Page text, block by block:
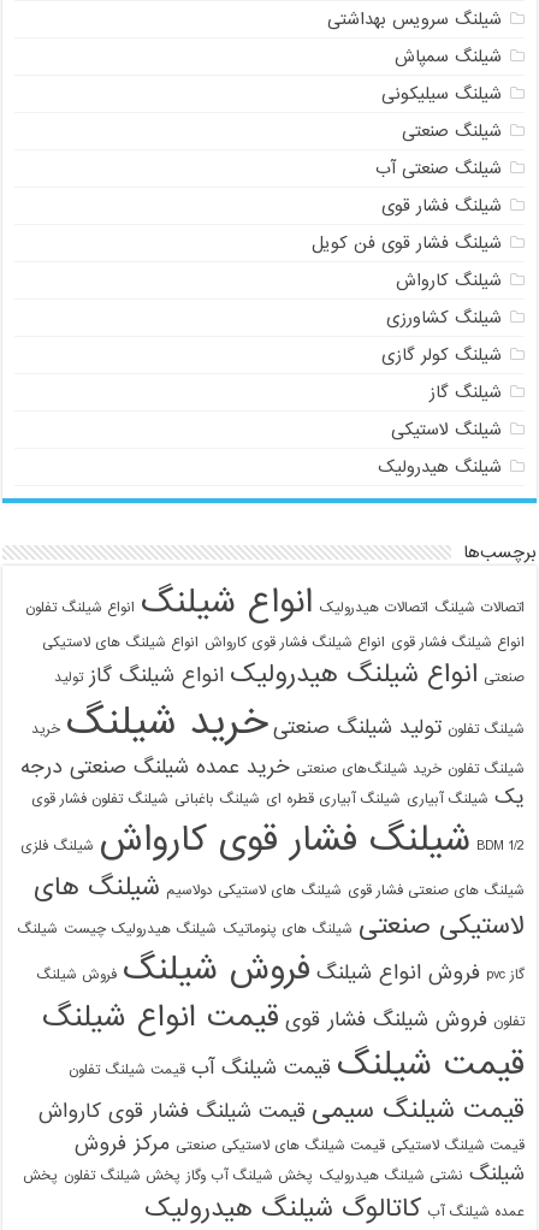
شیلنگ سرویس بهداشتی
شیلنگ سمپاش
شیلنگ سیلیکونی
شیلنگ صنعتی
شیلنگ صنعتی آب
شیلنگ فشار قوی
شیلنگ فشار قوی فن کویل
شیلنگ کارواش
شیلنگ کشاورزی
شیلنگ کولر گازی
شیلنگ گاز
شیلنگ لاستیکی
شیلنگ هیدرولیک
برچسب‌ها
اتصالات شیلنگ اتصالات هیدرولیک انواع شیلنگ انواع شیلنگ تفلون
انواع شیلنگ فشار قوی انواع شیلنگ فشار قوی کارواش انواع شیلنگ های لاستیکی
صنعتی انواع شیلنگ هیدرولیک انواع شیلنگ گاز تولید
شیلنگ تفلون تولید شیلنگ صنعتی خرید شیلنگ خرید
شیلنگ تفلون خرید شیلنگ‌های صنعتی خرید عمده شیلنگ صنعتی درجه
یک شیلنگ آبیاری شیلنگ آبیاری قطره ای شیلنگ باغبانی شیلنگ تفلون فشار قوی
1/2 BDM شیلنگ فشار قوی کارواش شیلنگ فلزی
شیلنگ های صنعتی فشار قوی شیلنگ های لاستیکی دولاسیم شیلنگ های
لاستیکی صنعتی شیلنگ های پنوماتیک شیلنگ هیدرولیک چیست شیلنگ
گاز pvc فروش انواع شیلنگ فروش شیلنگ فروش شیلنگ
تفلون فروش شیلنگ فشار قوی قیمت انواع شیلنگ
قیمت شیلنگ قیمت شیلنگ آب قیمت شیلنگ تفلون
قیمت شیلنگ سیمی قیمت شیلنگ فشار قوی کارواش
قیمت شیلنگ لاستیکی قیمت شیلنگ های لاستیکی صنعتی مرکز فروش
شیلنگ نشتی شیلنگ هیدرولیک پخش شیلنگ آب وگاز پخش شیلنگ تفلون پخش
عمده شیلنگ آب کاتالوگ شیلنگ هیدرولیک